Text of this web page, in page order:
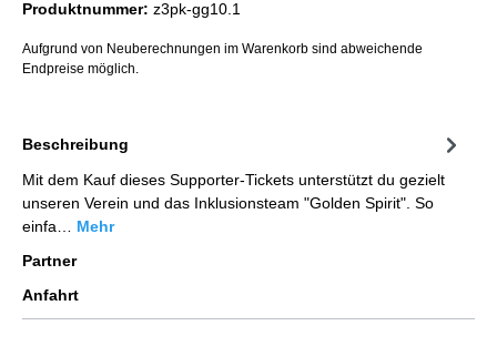
Produktnummer: z3pk-gg10.1
Aufgrund von Neuberechnungen im Warenkorb sind abweichende
Endpreise möglich.
Beschreibung
Mit dem Kauf dieses Supporter-Tickets unterstützt du gezielt
unseren Verein und das Inklusionsteam "Golden Spirit". So
einfa… Mehr
Partner
Anfahrt